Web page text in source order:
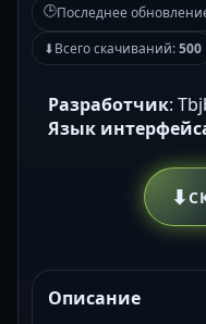
🕒Последнее
⬇Всего скачиваний:500
Разработчик:
Язык
⬇
Описание